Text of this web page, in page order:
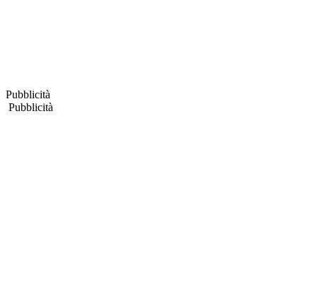
Pubblicità
Pubblicità